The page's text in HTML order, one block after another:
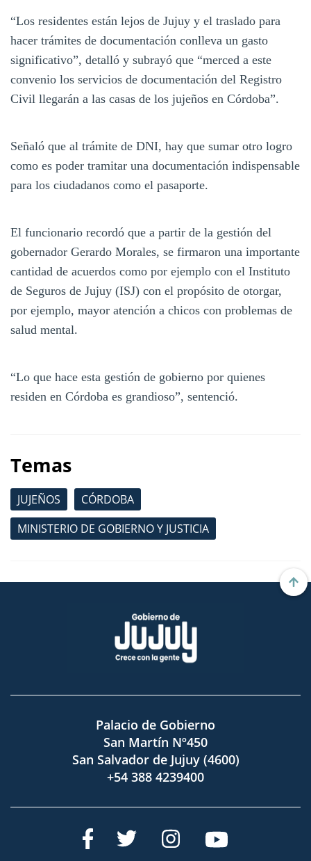
“Los residentes están lejos de Jujuy y el traslado para
hacer trámites de documentación conlleva un gasto
significativo”, detalló y subrayó que “merced a este
convenio los servicios de documentación del Registro
Civil llegarán a las casas de los jujeños en Córdoba”.
Señaló que al trámite de DNI, hay que sumar otro logro
como es poder tramitar una documentación indispensable
para los ciudadanos como el pasaporte.
El funcionario recordó que a partir de la gestión del
gobernador Gerardo Morales, se firmaron una importante
cantidad de acuerdos como por ejemplo con el Instituto
de Seguros de Jujuy (ISJ) con el propósito de otorgar,
por ejemplo, mayor atención a chicos con problemas de
salud mental.
“Lo que hace esta gestión de gobierno por quienes
residen en Córdoba es grandioso”, sentenció.
Temas
JUJEÑOS
CÓRDOBA
MINISTERIO DE GOBIERNO Y JUSTICIA
Palacio de Gobierno
San Martín Nº450
San Salvador de Jujuy (4600)
+54 388 4239400